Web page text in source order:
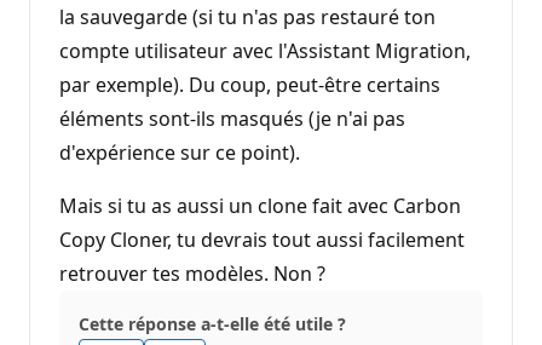
la sauvegarde (si tu n'as pas restauré ton
compte utilisateur avec l'Assistant Migration,
par exemple). Du coup, peut-être certains
éléments sont-ils masqués (je n'ai pas
d'expérience sur ce point).
Mais si tu as aussi un clone fait avec Carbon
Copy Cloner, tu devrais tout aussi facilement
retrouver tes modèles. Non ?
Cette réponse a-t-elle été utile ?